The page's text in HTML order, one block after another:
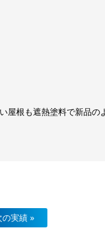
根も遮熱塗料で新品の
の実績 »